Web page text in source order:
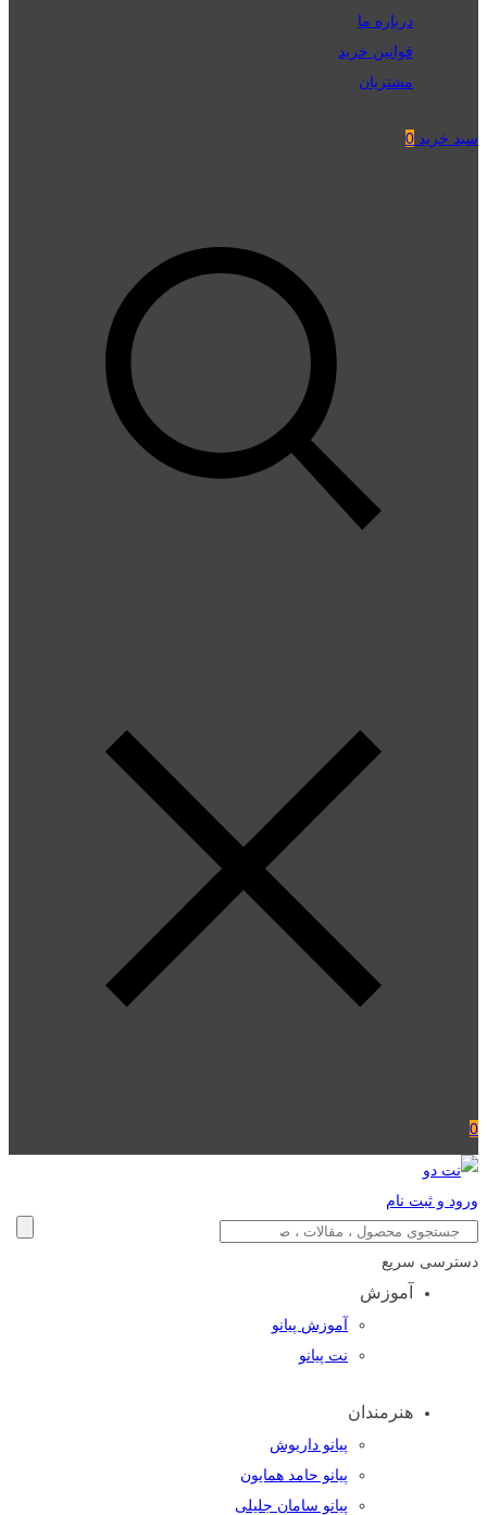
درباره ما
قوانین خرید
مشتریان
سبد خرید 0
0
ورود و ثبت نام
دسترسی سریع
آموزش
آموزش پیانو
نت پیانو
هنرمندان
پیانو داریوش
پیانو حامد همایون
پیانو سامان جلیلی